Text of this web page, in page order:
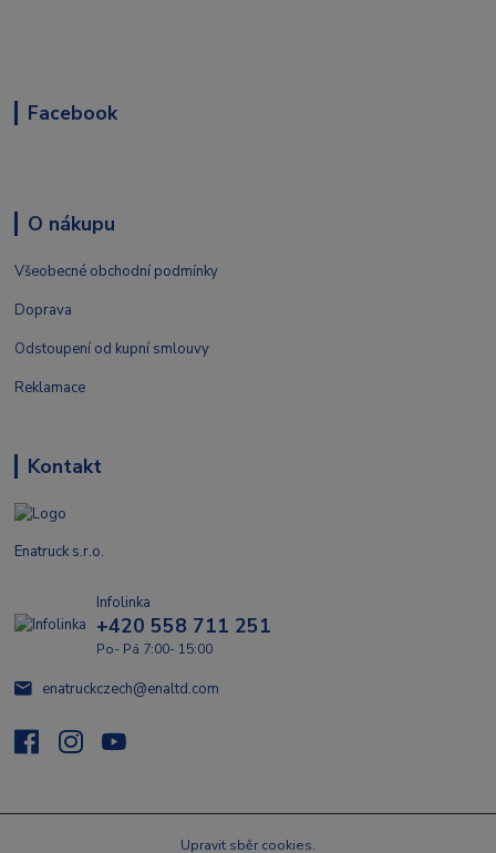
Facebook
O nákupu
Všeobecné obchodní podmínky
Doprava
Odstoupení od kupní smlouvy
Reklamace
Kontakt
Enatruck s.r.o.
Infolinka
+420 558 711 251
Po- Pá 7:00- 15:00
enatruckczech@enaltd.com
Upravit sběr cookies.